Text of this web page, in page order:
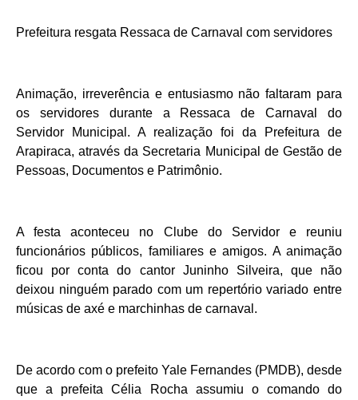
Prefeitura resgata Ressaca de Carnaval com servidores
Animação, irreverência e entusiasmo não faltaram para
os servidores durante a Ressaca de Carnaval do
Servidor Municipal. A realização foi da Prefeitura de
Arapiraca, através da Secretaria Municipal de Gestão de
Pessoas, Documentos e Patrimônio.
A festa aconteceu no Clube do Servidor e reuniu
funcionários públicos, familiares e amigos. A animação
ficou por conta do cantor Juninho Silveira, que não
deixou ninguém parado com um repertório variado entre
músicas de axé e marchinhas de carnaval.
De acordo com o prefeito Yale Fernandes (PMDB), desde
que a prefeita Célia Rocha assumiu o comando do